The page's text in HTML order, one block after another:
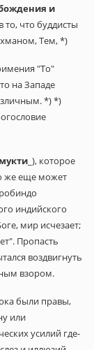
и
что буддисты
Тем, *)
"То"
на Западе
*) *)
мукти _), которое
же еще может
индийского
мир исчезает;
Пропасть
воздвигнуть
взором.
были правы,
или
усилий где-